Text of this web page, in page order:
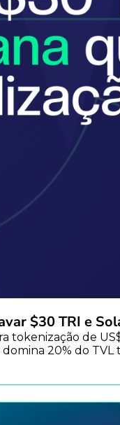
$30 TRI e
tokenização de
20% do TVL